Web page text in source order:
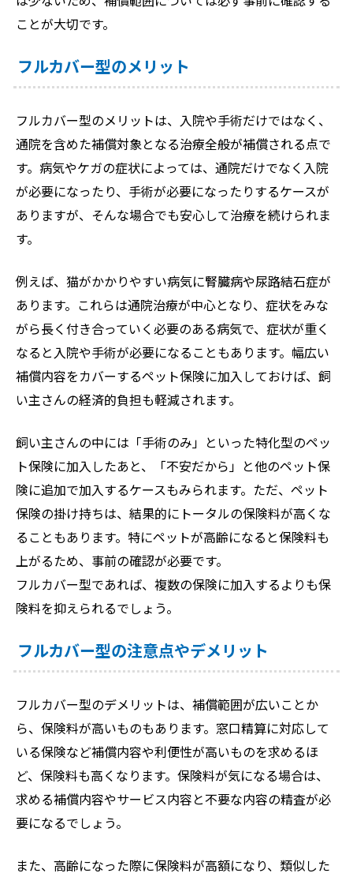
ことが大切です。
フルカバー型のメリット
フルカバー型のメリットは、入院や手術だけではなく、
通院を含めた補償対象となる治療全般が補償される点で
す。病気やケガの症状によっては、通院だけでなく入院
が必要になったり、手術が必要になったりするケースが
ありますが、そんな場合でも安心して治療を続けられま
す。
例えば、猫がかかりやすい病気に腎臓病や尿路結石症が
あります。これらは通院治療が中心となり、症状をみな
がら長く付き合っていく必要のある病気で、症状が重く
なると入院や手術が必要になることもあります。幅広い
補償内容をカバーするペット保険に加入しておけば、飼
い主さんの経済的負担も軽減されます。
飼い主さんの中には「手術のみ」といった特化型のペッ
ト保険に加入したあと、「不安だから」と他のペット保
険に追加で加入するケースもみられます。ただ、ペット
保険の掛け持ちは、結果的にトータルの保険料が高くな
ることもあります。特にペットが高齢になると保険料も
上がるため、事前の確認が必要です。
フルカバー型であれば、複数の保険に加入するよりも保
険料を抑えられるでしょう。
フルカバー型の注意点やデメリット
フルカバー型のデメリットは、補償範囲が広いことか
ら、保険料が高いものもあります。窓口精算に対応して
いる保険など補償内容や利便性が高いものを求めるほ
ど、保険料も高くなります。保険料が気になる場合は、
求める補償内容やサービス内容と不要な内容の精査が必
要になるでしょう。
また、高齢になった際に保険料が高額になり、類似した